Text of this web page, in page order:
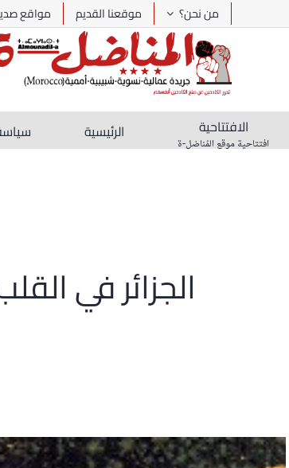
من نحن؟ موقعنا القديم مواقع
الافتتاحية
افتتاحية موقع المُناضل-ة
الرئيسية
الجزائر في